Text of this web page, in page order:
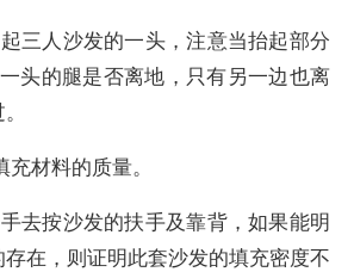
三人沙发的一头，注意当抬起部分
头的腿是否离地，只有另一边也离
材料的质量。
去按沙发的扶手及靠背，如果能明
在，则证明此套沙发的填充密度不